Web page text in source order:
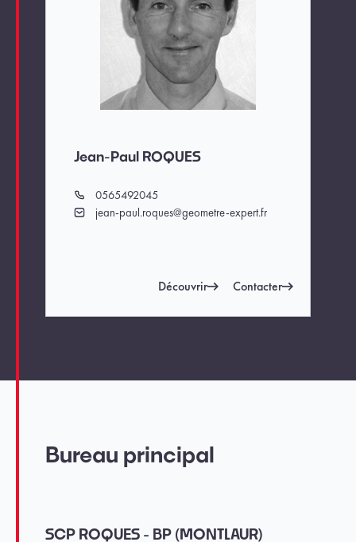
Jean-Paul ROQUES
Téléphone
0565492045
Emailjean-paul.roques@geometre-expert.fr
Découvrir Contacter
Bureau principal
SCP ROQUES - BP (MONTLAUR)